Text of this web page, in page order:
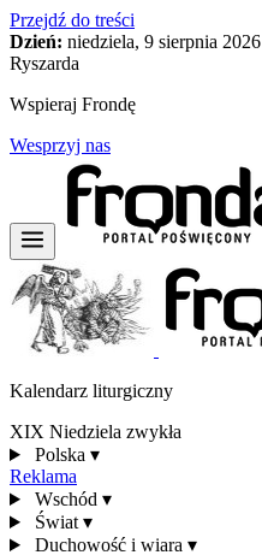
Przejdź do treści
Dzień: niedziela, 9 sierpnia 2026
Ryszarda
Wspieraj Frondę
Wesprzyj nas
Kalendarz liturgiczny
XIX Niedziela zwykła
Polska ▾
Reklama
Wschód ▾
Świat ▾
Duchowość i wiara ▾